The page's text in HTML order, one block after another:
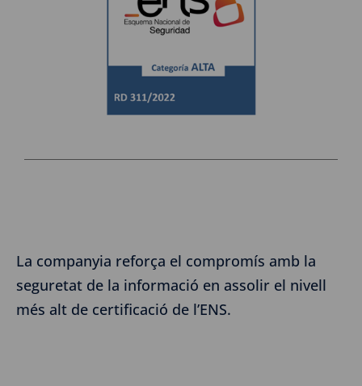
La companyia reforça el compromís amb la
seguretat de la informació en assolir el nivell
més alt de certificació de l’ENS.